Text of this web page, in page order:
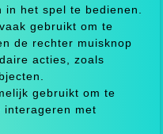
het spel te bedienen.
gebruikt om te
de rechter muisknop
acties, zoals
gebruikt om te
met